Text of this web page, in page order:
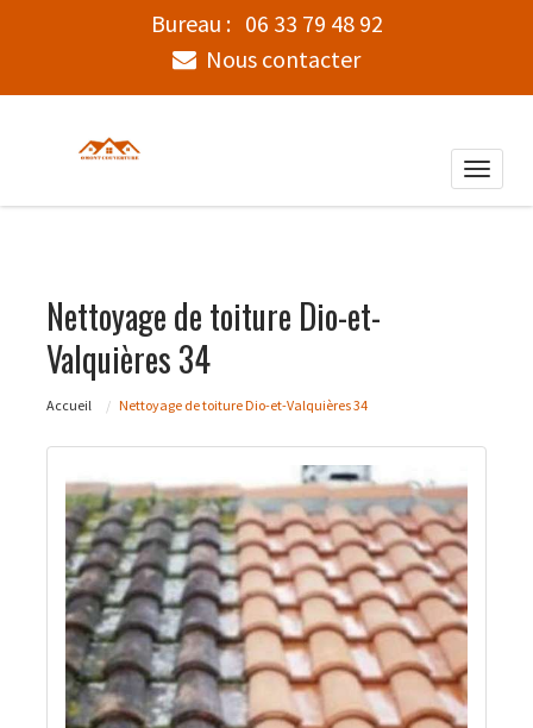
Bureau : 06 33 79 48 92
Nous contacter
Toggle
Nettoyage de toiture Dio-et-
Valquières 34
Accueil Nettoyage de toiture Dio-et-Valquières 34